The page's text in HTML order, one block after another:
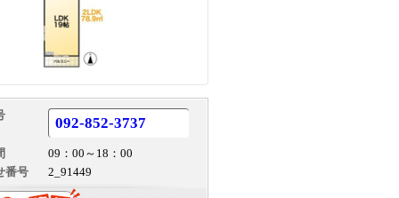
092-852-3737
09：00～18：00
番号
2_91449